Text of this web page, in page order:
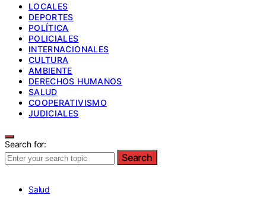
LOCALES
DEPORTES
POLÍTICA
POLICIALES
INTERNACIONALES
CULTURA
AMBIENTE
DERECHOS HUMANOS
SALUD
COOPERATIVISMO
JUDICIALES
Search for:
Search
Salud